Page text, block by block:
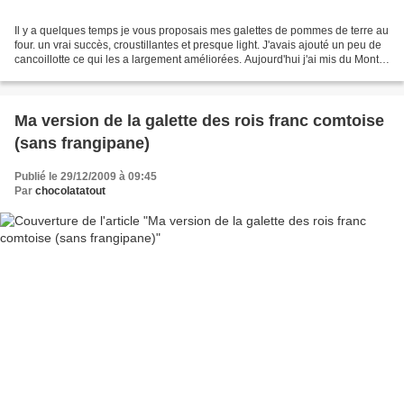
Il y a quelques temps je vous proposais mes galettes de pommes de terre au
four. un vrai succès, croustillantes et presque light. J'avais ajouté un peu de
cancoillotte ce qui les a largement améliorées. Aujourd'hui j'ai mis du Mont
Ma version de la galette des rois franc comtoise
(sans frangipane)
Publié le 29/12/2009 à 09:45
Par chocolatatout